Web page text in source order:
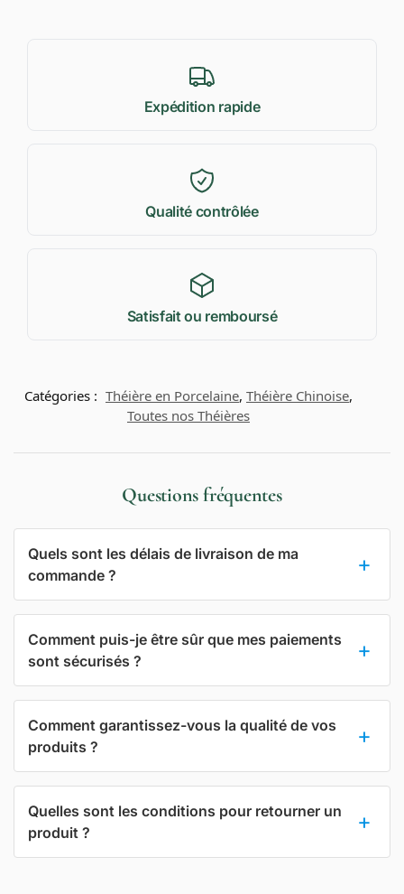
Expédition rapide
Qualité contrôlée
Satisfait ou remboursé
Catégories : Théière en Porcelaine, Théière Chinoise,
Toutes nos Théières
Questions fréquentes
Quels sont les délais de livraison de ma
commande ?
Comment puis-je être sûr que mes paiements
sont sécurisés ?
Comment garantissez-vous la qualité de vos
produits ?
Quelles sont les conditions pour retourner un
produit ?